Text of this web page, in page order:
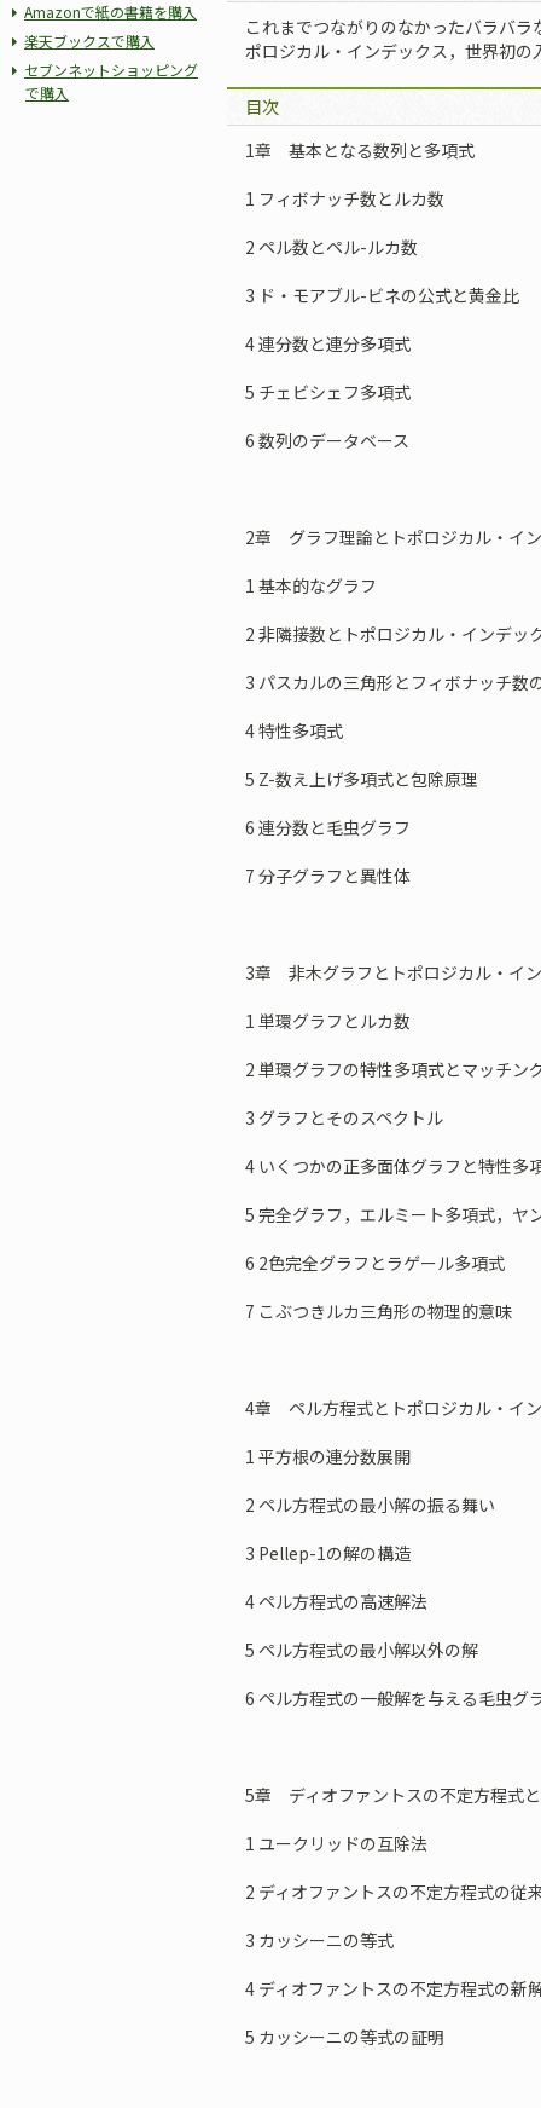
Amazonで紙の書籍を購入
楽天ブックスで購入
セブンネットショッピング
で購入
これまでつながりのなかったバラバラ
ポロジカル・インデックス，世界初の
目次
1章 基本となる数列と多項式
1 フィボナッチ数とルカ数
2 ペル数とペル-ルカ数
3 ド・モアブル-ビネの公式と黄金比
4 連分数と連分多項式
5 チェビシェフ多項式
6 数列のデータベース
2章 グラフ理論とトポロジカル・イ
1 基本的なグラフ
2 非隣接数とトポロジカル・インデッ
3 パスカルの三角形とフィボナッチ数
4 特性多項式
5 Z-数え上げ多項式と包除原理
6 連分数と毛虫グラフ
7 分子グラフと異性体
3章 非木グラフとトポロジカル・イ
1 単環グラフとルカ数
2 単環グラフの特性多項式とマッチン
3 グラフとそのスペクトル
4 いくつかの正多面体グラフと特性多
5 完全グラフ，エルミート多項式，ヤ
6 2色完全グラフとラゲール多項式
7 こぶつきルカ三角形の物理的意味
4章 ペル方程式とトポロジカル・イ
1 平方根の連分数展開
2 ペル方程式の最小解の振る舞い
3 Pellep-1の解の構造
4 ペル方程式の高速解法
5 ペル方程式の最小解以外の解
6 ペル方程式の一般解を与える毛虫グ
5章 ディオファントスの不定方程式
1 ユークリッドの互除法
2 ディオファントスの不定方程式の従
3 カッシーニの等式
4 ディオファントスの不定方程式の新
5 カッシーニの等式の証明